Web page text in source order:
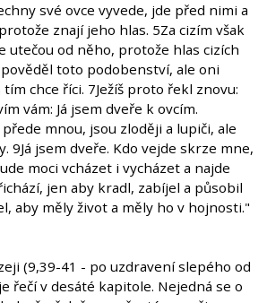
své ovce vyvede, jde před nimi a
znají jeho hlas. 5Za cizím však
utečou od něho, protože hlas cizích
pověděl toto podobenství, ale oni
chce říci. 7Ježíš proto řekl znovu:
vám: Já jsem dveře k ovcím.
mnou, jsou zloději a lupiči, ale
9Já jsem dveře. Kdo vejde skrze mne,
moci vcházet i vycházet a najde
jen aby kradl, zabíjel a působil
aby měly život a měly ho v hojnosti."
(9,39-41 - po uzdravení slepého od
řečí v desáté kapitole. Nejedná se o